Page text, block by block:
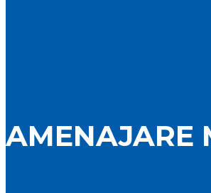
AMENAJARE